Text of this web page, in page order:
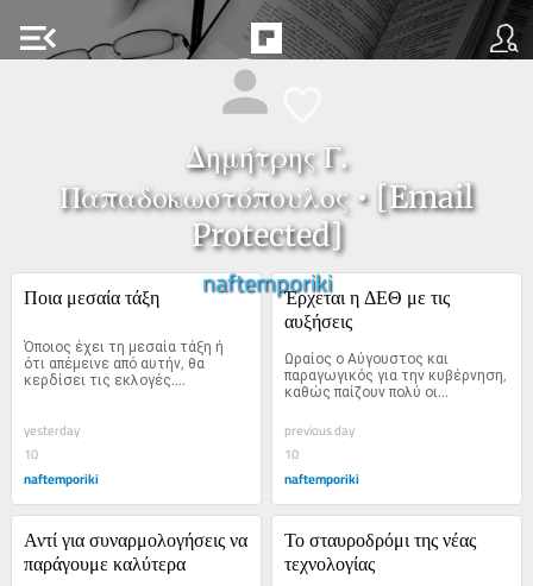
menu_open
Δημήτρης Γ.
Παπαδοκωστόπουλος • [Email
Protected]
naftemporiki
Ποια μεσαία τάξη
Όποιος έχει τη μεσαία τάξη ή
ότι απέμεινε από αυτήν, θα
κερδίσει τις εκλογές....
yesterday
10
naftemporiki
Έρχεται η ΔΕΘ με τις
αυξήσεις
Ωραίος ο Αύγουστος και
παραγωγικός για την κυβέρνηση,
καθώς παίζουν πολύ οι...
previous day
10
naftemporiki
Αντί για συναρμολογήσεις να
παράγουμε καλύτερα
Το σταυροδρόμι της νέας
τεχνολογίας